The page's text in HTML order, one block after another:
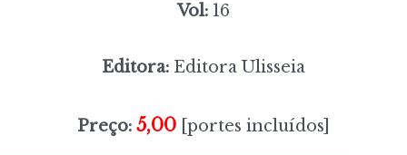
Vol: 16
Editora: Editora Ulisseia
Preço: 5,00 [portes incluídos]